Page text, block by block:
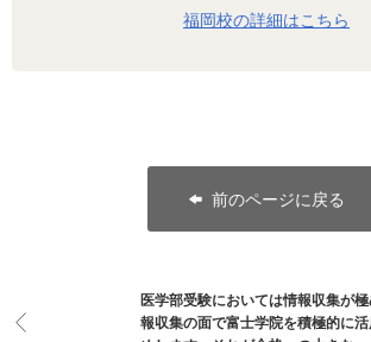
福岡校の詳細はこちら
前のページに戻る
医学部受験においては情報収集が
報収集の面で富士学院を積極的に